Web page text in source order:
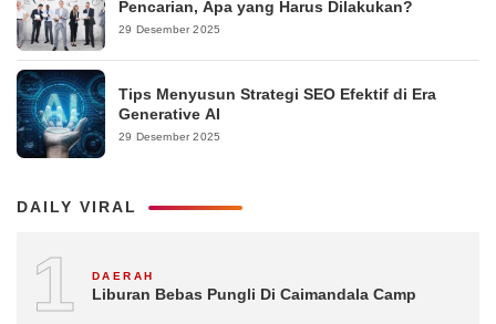
Pencarian, Apa yang Harus Dilakukan?
29 Desember 2025
Tips Menyusun Strategi SEO Efektif di Era
Generative AI
29 Desember 2025
DAILY VIRAL
1 DAERAH
Liburan Bebas Pungli Di Caimandala Camp